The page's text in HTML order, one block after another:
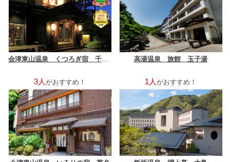
会津東山温泉 くつろぎ宿 千代滝 高湯温泉 旅館 玉子湯
3人 がおすすめ！ 1人 がおすすめ！